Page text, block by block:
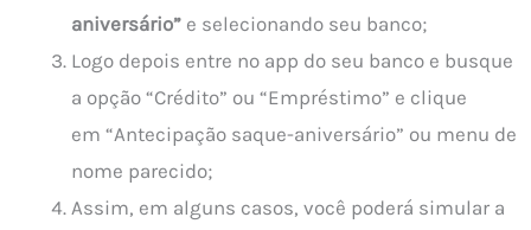
aniversário” e selecionando seu banco;
Logo depois entre no app do seu banco e busque
a opção “Crédito” ou “Empréstimo” e clique
em “Antecipação saque-aniversário” ou menu de
nome parecido;
Assim, em alguns casos, você poderá simular a